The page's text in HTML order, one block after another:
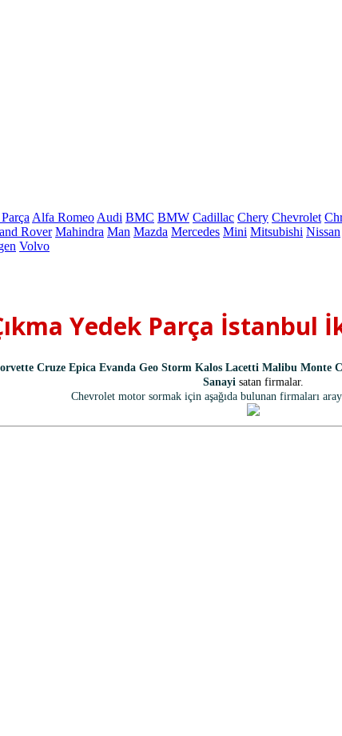
Alfa Romeo Audi BMC BMW Cadillac Chery Chevrolet
Rover Mahindra Man Mazda Mercedes Mini Mitsubishi Nissan
Volvo
Yedek Parça
Cruze Epica Evanda Geo Storm Kalos Lacetti Malibu
Sanayi satan firmalar.
Chevrolet motor sormak için aşağıda bulunan firmaları